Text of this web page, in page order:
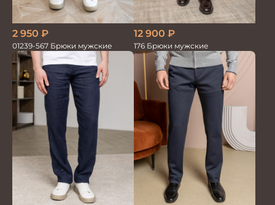
2 950 ₽
01239-567 Брюки мужские
12 900 ₽
176 Брюки мужские